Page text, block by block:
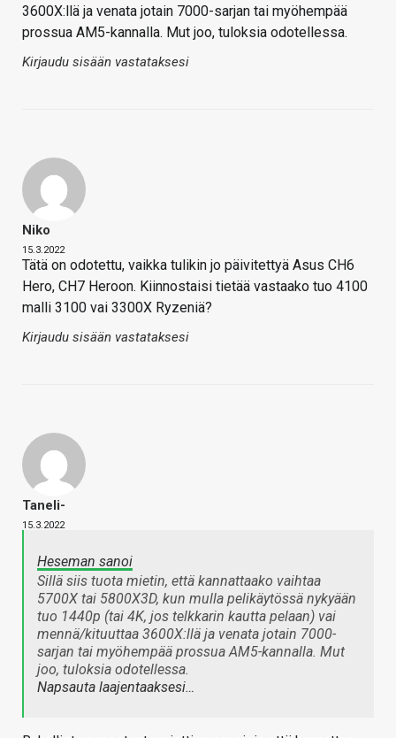
3600X:llä ja venata jotain 7000-sarjan tai myöhempää
prossua AM5-kannalla. Mut joo, tuloksia odotellessa.
Kirjaudu sisään vastataksesi
Niko
15.3.2022
Tätä on odotettu, vaikka tulikin jo päivitettyä Asus CH6
Hero, CH7 Heroon. Kiinnostaisi tietää vastaako tuo 4100
malli 3100 vai 3300X Ryzeniä?
Kirjaudu sisään vastataksesi
Taneli-
15.3.2022
Heseman sanoi
Sillä siis tuota mietin, että kannattaako vaihtaa
5700X tai 5800X3D, kun mulla pelikäytössä nykyään
tuo 1440p (tai 4K, jos telkkarin kautta pelaan) vai
mennä/kituuttaa 3600X:llä ja venata jotain 7000-
sarjan tai myöhempää prossua AM5-kannalla. Mut
joo, tuloksia odotellessa.
Napsauta laajentaaksesi…